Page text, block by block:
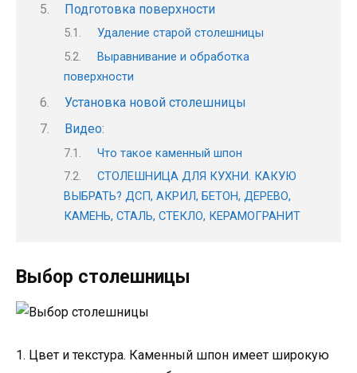
Подготовка поверхности
Удаление старой столешницы
Выравнивание и обработка
поверхности
Установка новой столешницы
Видео:
Что такое каменный шпон
СТОЛЕШНИЦА ДЛЯ КУХНИ. КАКУЮ
ВЫБРАТЬ? ДСП, АКРИЛ, БЕТОН, ДЕРЕВО,
КАМЕНЬ, СТАЛЬ, СТЕКЛО, КЕРАМОГРАНИТ
Выбор столешницы
1. Цвет и текстура. Каменный шпон имеет широкую